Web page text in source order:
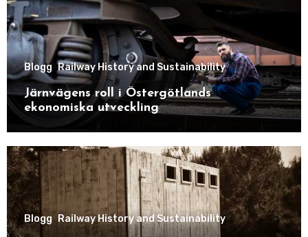
Blogg Railway History and Sustainability
Järnvägens roll i Östergötlands
ekonomiska utveckling
Blogg Railway History and Sustainability